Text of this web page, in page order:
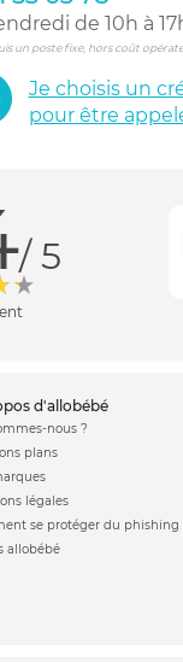
de 10h à
un poste fixe, hors coût
Je choisis un
pour être
/ 5
d'allobébé
nous ?
plans
légales
se protéger du phishing
allobébé